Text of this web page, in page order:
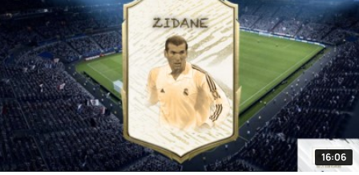
16:06